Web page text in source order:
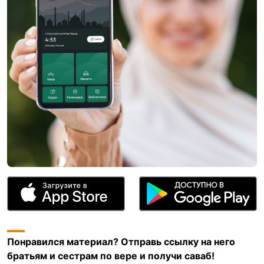
Понравился материал? Отправь ссылку на него
братьям и сестрам по вере и получи саваб!